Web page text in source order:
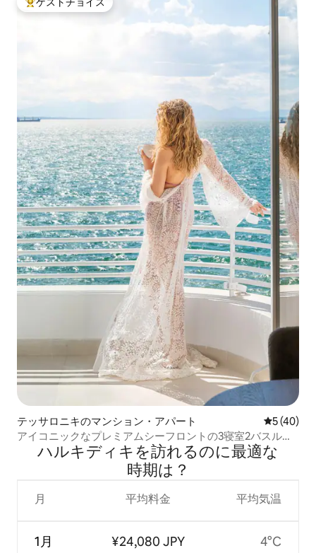
大好評のゲストチョイスです。
テッサロニキのマンション・アパート レビュー
5 (40)
アイコニックなプレミアムシーフロントの3寝室2バスルー
ハルキディキを訪⁠れ⁠るの⁠に最⁠適⁠な
時⁠期⁠は⁠？
月
1月
平均料金
¥24,080 JPY
平均気温
4°C